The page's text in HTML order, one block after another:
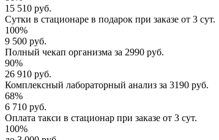
15 510 руб.
Сутки в стационаре в подарок при заказе от 3 сут.
100%
9 500 руб.
Полный чекап организма за 2990 руб.
90%
26 910 руб.
Комплексный лабораторный анализ за 3190 руб.
68%
6 710 руб.
Оплата такси в стационар при заказе от 3 сут.
100%